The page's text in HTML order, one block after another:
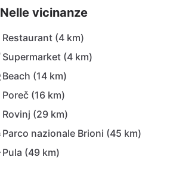
Nelle vicinanze
Restaurant (4 km)
Supermarket (4 km)
Beach (14 km)
Poreč (16 km)
Rovinj (29 km)
Parco nazionale Brioni (45 km)
Pula (49 km)